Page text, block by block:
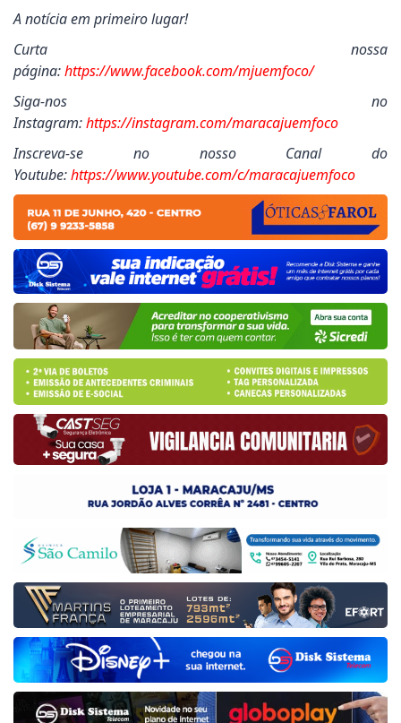
A notícia em primeiro lugar!
Curta nossa
página:https://www.facebook.com/mjuemfoco/
Siga-nos no
Instagram:https://instagram.com/maracajuemfoco
Inscreva-se no nosso Canal do
Youtube:https://www.youtube.com/c/maracajuemfoco